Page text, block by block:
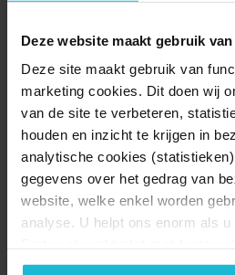
Deze website maakt gebruik
Deze site maakt gebruik van
marketing cookies. Dit doen wij
van de site te verbeteren,
houden en inzicht te krijgen in
analytische cookies
gegevens over het gedrag van
website, welke enkel worden
analyse. U helpt ons enorm als
geen commerciële doelstelling.